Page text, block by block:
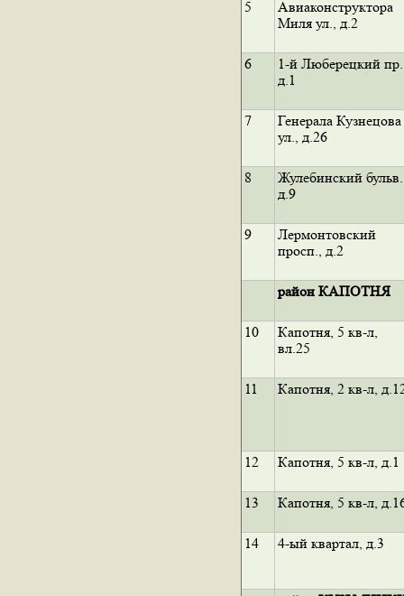
5
Авиаконструктора
Миля ул., д.2
6
1-й Люберецкий
д.1
7
Генерала Кузнецова
ул., д.26
8
Жулебинский
д.9
9
Лермонтовский
просп., д.2
район КАПОТНЯ
10
Капотня, 5 кв-л,
вл.25
11 Капотня, 2 кв-л,
12 Капотня, 5 кв-л, д.1
13 Капотня, 5 кв-л,
14 4-ый квартал, д.3